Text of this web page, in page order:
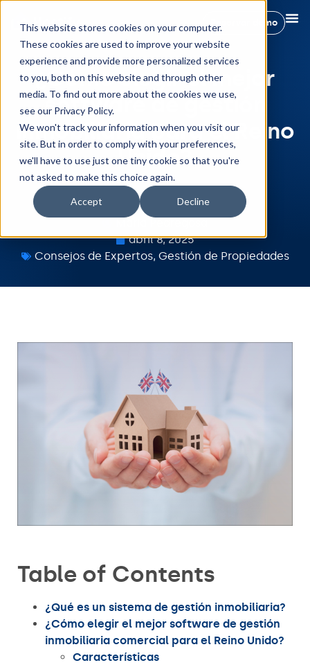
This website stores cookies on your computer.
These cookies are used to improve your website
experience and provide more personalized services
to you, both on this website and through other
media. To find out more about the cookies we use,
see our Privacy Policy.
We won't track your information when you visit our
site. But in order to comply with your preferences,
we'll have to use just one tiny cookie so that you're
not asked to make this choice again.
Accept Decline
Reservar demo
¿Cómo elegir el mejor
software de gestión
inmobiliaria para el Reino
Unido?
abril 8, 2025
Consejos de Expertos, Gestión de Propiedades
Table of Contents
¿Qué es un sistema de gestión inmobiliaria?
¿Cómo elegir el mejor software de gestión
inmobiliaria comercial para el Reino Unido?
Características